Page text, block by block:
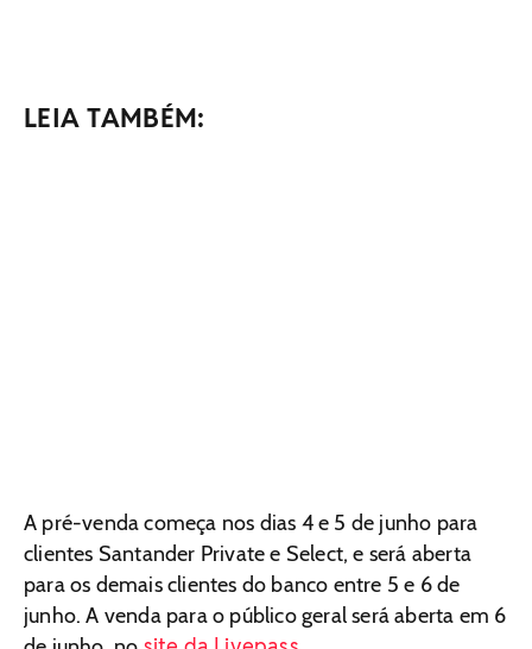
LEIA TAMBÉM:
A pré-venda começa nos dias 4 e 5 de junho para
clientes Santander Private e Select, e será aberta
para os demais clientes do banco entre 5 e 6 de
junho. A venda para o público geral será aberta em 6